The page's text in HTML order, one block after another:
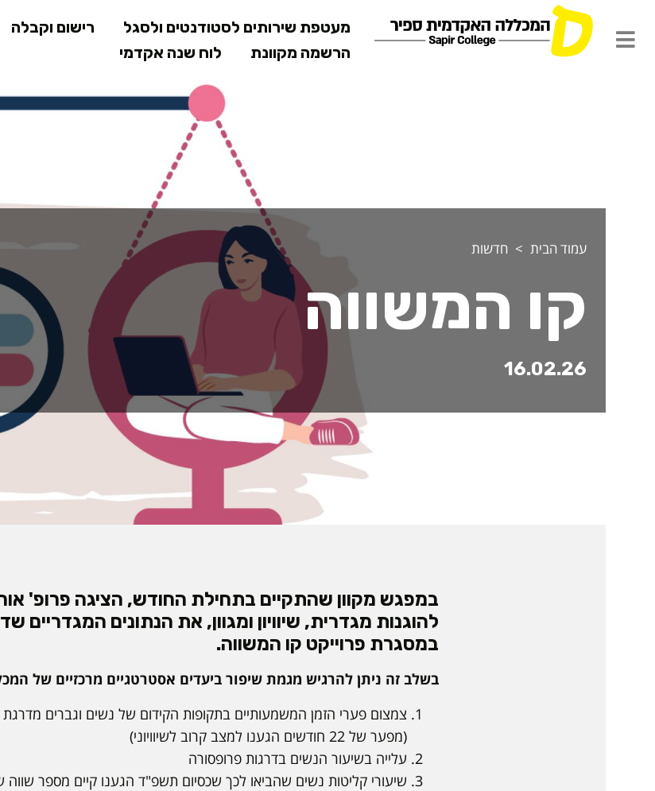
לתוכן
המרכזי
מעטפת שירותים לסטודנטים ולסגל רישום וקבלה
הרשמה מקוונת
לוח שנה אקדמי
עמוד הבית חדשות
קו המשווה
16.02.26
במפגש מקוון שהתקיים בתחילת החודש, הציגה פרופ'
להוגנות מגדרית, שיוויון ומגוון, את הנתונים המגדריים
במסגרת פרוייקט קו המשווה.
בשלב זה ניתן להרגיש מגמת שיפור ביעדים אסטרטגיים מרכזיים של
צמצום פערי הזמן המשמעותיים בתקופות הקידום של נשים וגברים
(מפער של 22 חודשים הגענו למצב קרוב לשיוויוני)
עלייה בשיעור הנשים בדרגות פרופסורה
שיעורי קליטות נשים שהביאו לכך שכסיום תשפ"ד הגענו קיים מספר